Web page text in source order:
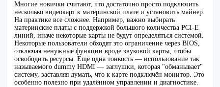
Многие новички считают, что достаточно просто подключить
несколько видеокарт к материнской плате и установить майнер.
На практике все сложнее. Например, важно выбирать
материнские платы с поддержкой большого количества PCI-E
линий, иначе некоторые карты не будут определяться системой.
Некоторые пользователи обходят это ограничение через BIOS,
отключая ненужные функции вроде звуковой карты, чтобы
освободить ресурсы. Ещё одна тонкость — использование так
называемого dummy HDMI — заглушки, которая "обманывает"
систему, заставляя думать, что к карте подключён монитор. Это
особенно полезно при удалённом управлении и диагностике.